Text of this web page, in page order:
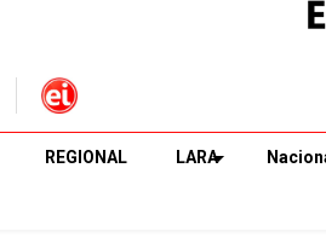
REGIONAL LARA